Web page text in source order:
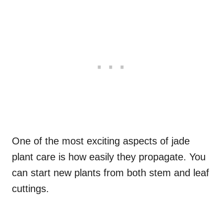
One of the most exciting aspects of jade
plant care is how easily they propagate. You
can start new plants from both stem and leaf
cuttings.